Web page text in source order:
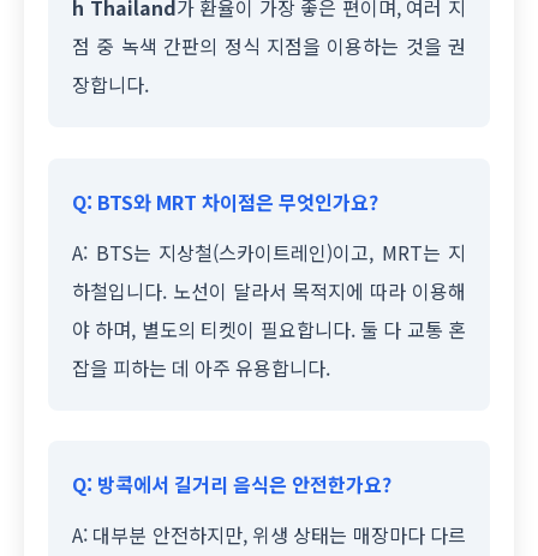
h Thailand가 환율이 가장 좋은 편이며, 여러 지
점 중 녹색 간판의 정식 지점을 이용하는 것을 권
장합니다.
Q: BTS와 MRT 차이점은 무엇인가요?
A: BTS는 지상철(스카이트레인)이고, MRT는 지
하철입니다. 노선이 달라서 목적지에 따라 이용해
야 하며, 별도의 티켓이 필요합니다. 둘 다 교통 혼
잡을 피하는 데 아주 유용합니다.
Q: 방콕에서 길거리 음식은 안전한가요?
A: 대부분 안전하지만, 위생 상태는 매장마다 다르